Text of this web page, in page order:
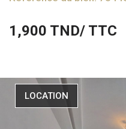
1,900 TND/ TTC
LOCATION